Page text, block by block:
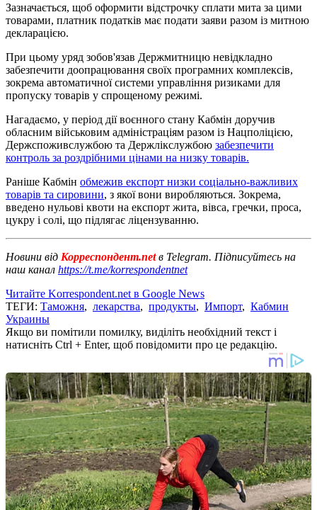
Зазначається, щоб оформити відстрочку сплати мита за цими
товарами, платник податків має подати заяви разом із митною
декларацією.
При цьому уряд зобов'язав Держмитницю невідкладно
забезпечити доопрацювання своїх програмних комплексів,
зокрема автоматичної системи управління ризиками для
пропуску товарів у спрощеному режимі.
Нагадаємо, у період дії воєнного стану Кабмін доручив
обласним військовим адміністраціям разом із Нацполіцією,
Держспоживслужбою та Держлікслужбою забезпечити
контроль за роздрібними цінами на низку товарів.
Раніше Кабмін обмежив експорт низки соціально-важливих
товарів та сировини, з якої вони виробляються. Зокрема,
введено нульові квоти на експорт жита, вівса, гречки, проса,
цукру і солі, що підлягає ліцензуванню.
Новини від Корреспондент.netв Telegram. Підписуйтесь на
наш канал https://t.me/korrespondentnet
Читайте Korrespondent.net в Google News
ТЕГИ: Таможня, лекарства, продукты, Импорт, Кабмин
Украины
Якщо ви помітили помилку, виділіть необхідний текст і
натисніть Ctrl + Enter, щоб повідомити про це редакцію.